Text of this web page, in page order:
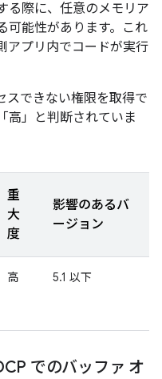
る際に、任意のメモリア
可能性があります。これ
アプリ内でコードが実行
スできない権限を取得で
高」と判断されていま
重
大
度
影響のあるバ
ージョン
高 5.1 以下
でのバッファ オ